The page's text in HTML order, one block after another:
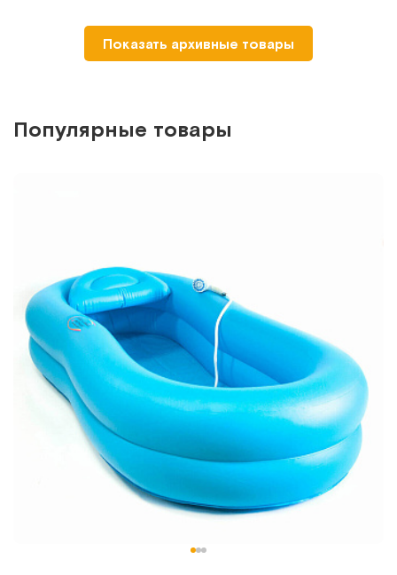
MET BAGS (упаковка 20 шт)
Сменные пакеты для кроватей с туалетом
Сообщить о поступлении
Показать архивные товары
Популярные товары